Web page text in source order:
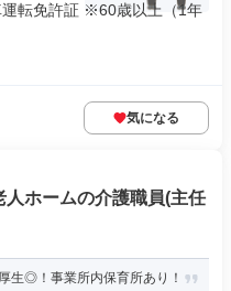
転免許証 ※60歳以上（1年
気になる
人ホームの介護職員(主任
生◎！事業所内保育所あり！